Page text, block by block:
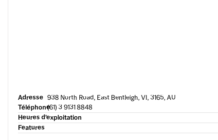
Adresse 938 North Road, East Bentleigh, VI, 3165, AU
Téléphone(61) 3 9131 8848
Heures d’exploitation
Features